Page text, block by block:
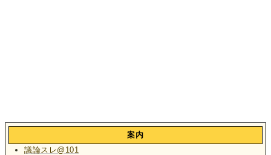
案内
議論スレ@101